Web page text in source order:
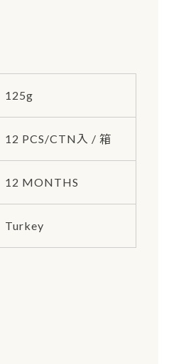
125g
12 PCS/CTN入 / 箱
12 MONTHS
Turkey